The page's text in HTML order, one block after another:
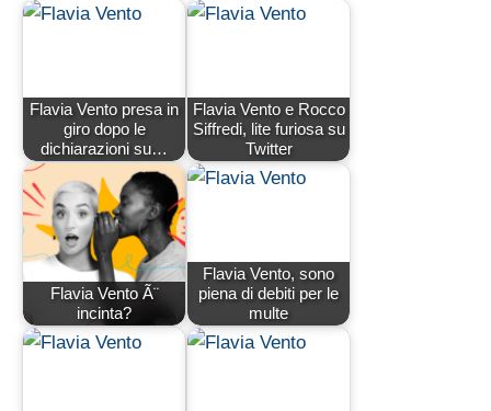
Flavia Vento presa in
giro dopo le
dichiarazioni su…
Flavia Vento e Rocco
Siffredi, lite furiosa su
Twitter
Flavia Vento Ã¨
incinta?
Flavia Vento, sono
piena di debiti per le
multe